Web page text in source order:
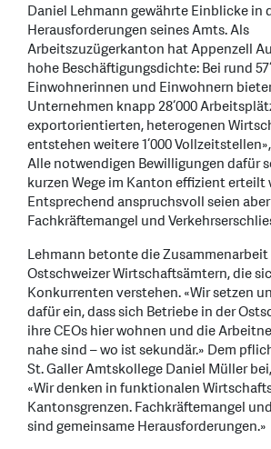
Daniel Lehmann gewährte Einblicke in
Herausforderungen seines Amts. Als
Arbeitszuzügerkanton hat Appenzell
hohe Beschäftigungsdichte: Bei rund
Einwohnerinnen und Einwohnern
Unternehmen knapp 28‘000
exportorientierten, heterogenen
entstehen weitere 1‘000
Alle notwendigen Bewilligungen dafür
kurzen Wege im Kanton effizient erteilt
Entsprechend anspruchsvoll seien
Fachkräftemangel und
Lehmann betonte die
Ostschweizer Wirtschaftsämtern, die
Konkurrenten verstehen. «Wir setzen
dafür ein, dass sich Betriebe in der
ihre CEOs hier wohnen und die
nahe sind – wo ist sekundär.» Dem
St. Galler Amtskollege Daniel Müller
«Wir denken in funktionalen
Kantonsgrenzen. Fachkräftemangel
sind gemeinsame Herausforderungen.»